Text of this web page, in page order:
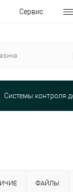
Сервис
Системы контроля
ФАЙЛЫ